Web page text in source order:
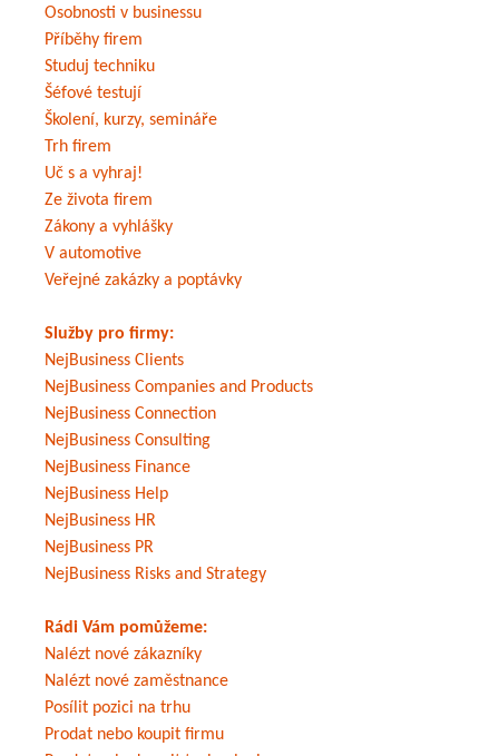
Osobnosti v businessu
Příběhy firem
Studuj techniku
Šéfové testují
Školení, kurzy, semináře
Trh firem
Uč s a vyhraj!
Ze života firem
Zákony a vyhlášky
V automotive
Veřejné zakázky a poptávky
Služby pro firmy:
NejBusiness Clients
NejBusiness Companies and Products
NejBusiness Connection
NejBusiness Consulting
NejBusiness Finance
NejBusiness Help
NejBusiness HR
NejBusiness PR
NejBusiness Risks and Strategy
Rádi Vám pomůžeme:
Nalézt nové zákazníky
Nalézt nové zaměstnance
Posílit pozici na trhu
Prodat nebo koupit firmu